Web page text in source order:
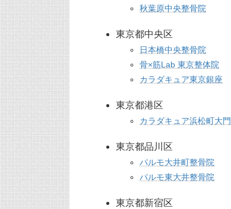
秋葉原中央整骨院
東京都中央区
日本橋中央整骨院
骨×筋Lab 東京整体院
カラダキュア東京銀座
東京都港区
カラダキュア浜松町大門
東京都品川区
パルモ大井町整骨院
パルモ東大井整骨院
東京都新宿区